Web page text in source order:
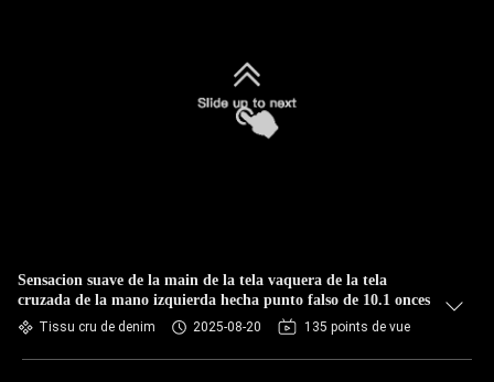
Sensacion suave de la main de la tela vaquera de la tela
cruzada de la mano izquierda hecha punto falso de 10.1 onces
Tissu cru de denim 2025-08-20 135 points de vue